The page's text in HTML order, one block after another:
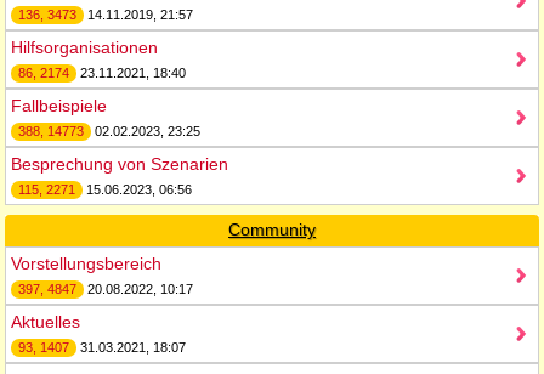
136, 3473 14.11.2019, 21:57
Hilfsorganisationen
86, 2174 23.11.2021, 18:40
Fallbeispiele
388, 14773 02.02.2023, 23:25
Besprechung von Szenarien
115, 2271 15.06.2023, 06:56
Community
Vorstellungsbereich
397, 4847 20.08.2022, 10:17
Aktuelles
93, 1407 31.03.2021, 18:07